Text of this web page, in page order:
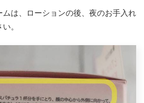
ムは、ローションの後、夜のお手入れ
。